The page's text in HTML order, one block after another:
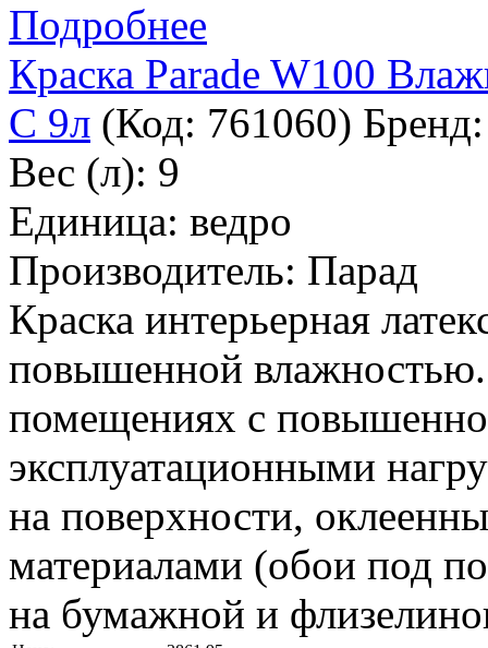
Подробнее
Краска Parade W100
С 9л (Код: 761060)
Вес (л): 9
Единица: ведро
Производитель: Парад
Краска интерьерная
повышенной влажностью.
помещениях с
эксплуатационными
на поверхности,
материалами (обои под
на бумажной и